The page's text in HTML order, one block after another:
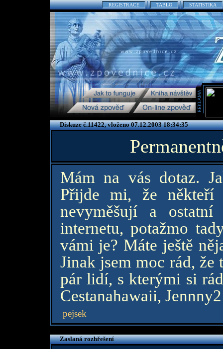
REGISTRACE TABLO STATISTIKA
Diskuze č.11422, vloženo 07.12.2003 18:34:35
Mám na vás dotaz.
Přijde mi, že
nevyměšují a
internetu, potažmo
vámi je? Máte ještě
Jinak jsem moc rád, že
pár lidí, s kterými si
Cestanahawaii,
pejsek
Zaslaná rozhřešení